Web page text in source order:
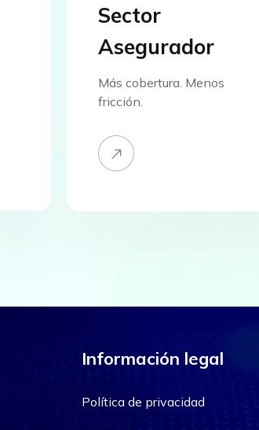
Sector
Asegurador
Más cobertura. Menos
fricción.
Información legal
Política de privacidad